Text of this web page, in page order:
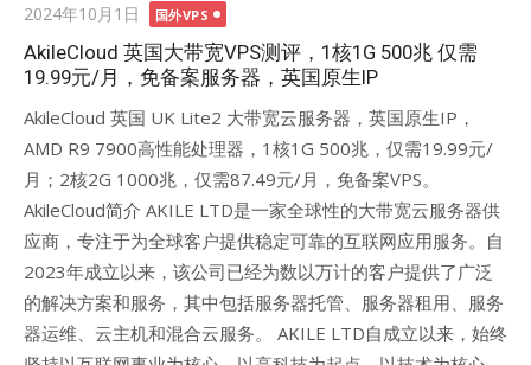
Posted
on
2024年10月1日 国外VPS
AkileCloud 英国大带宽VPS测评，1核1G 500兆 仅需
19.99元/月，免备案服务器，英国原生IP
AkileCloud 英国 UK Lite2 大带宽云服务器，英国原生IP，
AMD R9 7900高性能处理器，1核1G 500兆，仅需19.99元/
月；2核2G 1000兆，仅需87.49元/月，免备案VPS。
AkileCloud简介 AKILE LTD是一家全球性的大带宽云服务器供
应商，专注于为全球客户提供稳定可靠的互联网应用服务。自
2023年成立以来，该公司已经为数以万计的客户提供了广泛
的解决方案和服务，其中包括服务器托管、服务器租用、服务
器运维、云主机和混合云服务。 AKILE LTD自成立以来，始终